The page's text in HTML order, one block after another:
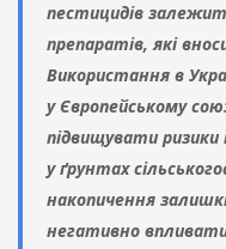
пестицидів
препаратів, які
Використання в
у Європейському
підвищувати ризики
у ґрунтах
накопичення
негативно